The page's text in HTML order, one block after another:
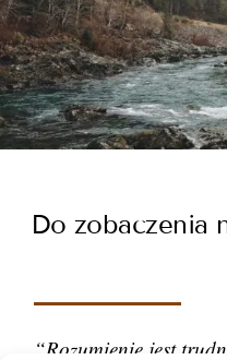
Do zobaczenia
“Rozumienie jest